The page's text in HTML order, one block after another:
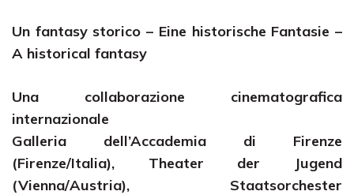
Un fantasy storico – Eine historische Fantasie –
A historical fantasy
Una collaborazione cinematografica
internazionale
Galleria dell’Accademia di Firenze
(Firenze/Italia), Theater der Jugend
(Vienna/Austria), Staatsorchester